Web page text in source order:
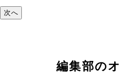
次へ
編集部の